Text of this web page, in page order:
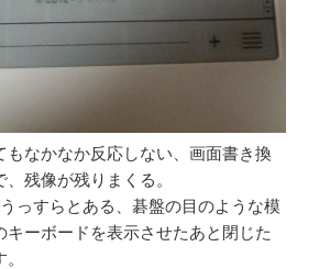
もなかなか反応しない、画面書き換
残像が残りまくる。
っすらとある、碁盤の目のような模
キーボードを表示させたあと閉じた